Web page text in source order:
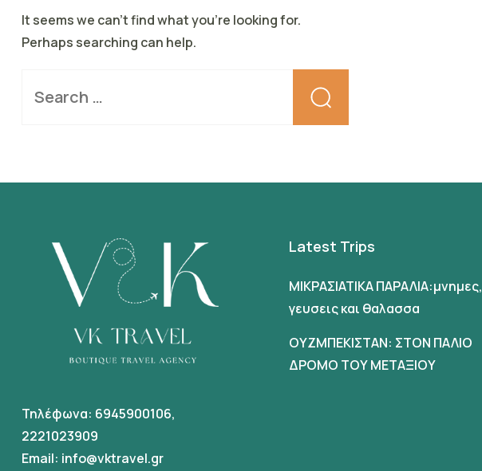
It seems we can’t find what you’re looking for.
Perhaps searching can help.
Τηλέφωνα: 6945900106,
2221023909
Email: info@vktravel.gr
Latest Trips
ΜΙΚΡΑΣΙΑΤΙΚΑ ΠΑΡΑΛΙΑ:μνημες,
γευσεις και θαλασσα
ΟΥΖΜΠΕΚΙΣΤΑΝ: ΣΤΟΝ ΠΑΛΙΟ
ΔΡΟΜΟ ΤΟΥ ΜΕΤΑΞΙΟΥ